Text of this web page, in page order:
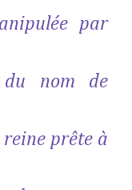
par
du nom de
reine prête à